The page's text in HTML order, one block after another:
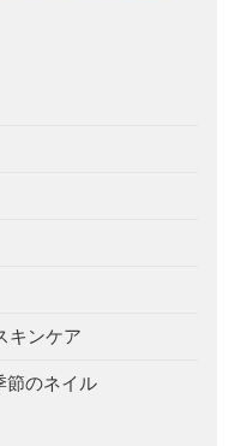
キンケア
節のネイル